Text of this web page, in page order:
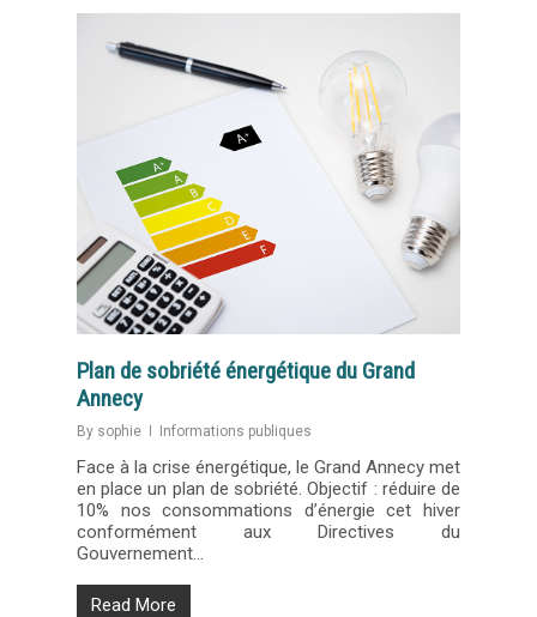
Plan de sobriété énergétique du Grand
Annecy
By sophie Informations publiques
Face à la crise énergétique, le Grand Annecy met
en place un plan de sobriété. Objectif : réduire de
10% nos consommations d’énergie cet hiver
conformément aux Directives du
Gouvernement…
Read More